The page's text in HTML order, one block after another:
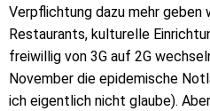
Verpflichtung dazu mehr geben
Restaurants, kulturelle
freiwillig von 3G auf 2G
November die epidemische
ich eigentlich nicht glaube).